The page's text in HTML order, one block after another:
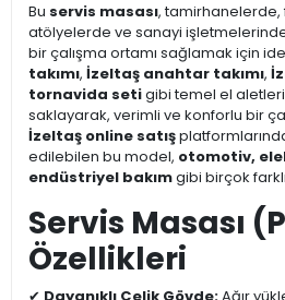
Bu servis masası,
atölyelerde ve sanayi
bir çalışma ortamı sağlamak için
takımı, İzeltaş anahtar takımı,
tornavida setigibi temel el
saklayarak, verimli ve konforlu bir
İzeltaş online satış
edilebilen bu model, otomotiv,
endüstriyel bakımgibi birçok
Servis Masası
Özellikleri